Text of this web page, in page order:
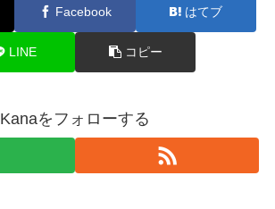
Facebook はてブ
LINE コピー
Kanaをフォローする